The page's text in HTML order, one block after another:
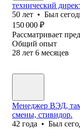
технический
50 лет • Был
150 000 ₽
Рассматривает
Общий опыт
28 лет 6 месяцев
Менеджер ВЭД,
смены, стивидор.
42 года • Был